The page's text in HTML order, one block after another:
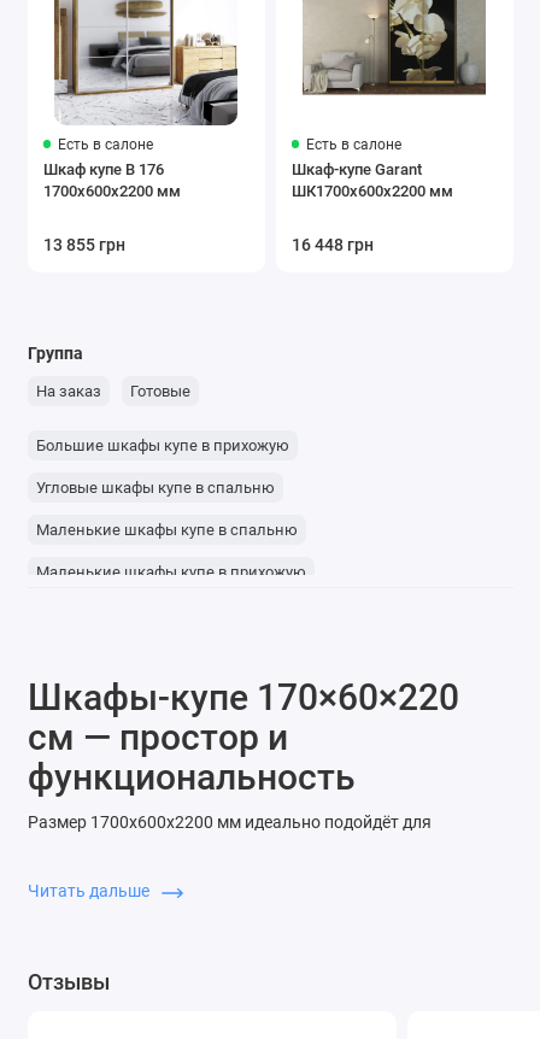
Шкафы-купе 170×60×220
см — простор и
функциональность
Размер 1700x600x2200 мм идеально подойдёт для
подходит для большинства потолков.
Надёжная фурнитура и крепкий корпус
Читать дальше
Есть в салоне
Шкаф купе В 176
1700х600х2200 мм
13 855 грн
Есть в салоне
Шкаф-купе Garant
ШК1700х600х2200 мм
16 448 грн
Группа
На заказ Готовые
Большие шкафы купе в прихожую
Угловые шкафы купе в спальню
Маленькие шкафы купе в спальню
Маленькие шкафы купе в прихожую
Трехдверные шкафы купе с зеркалом
Шкафы-купе в прихожую с зеркалом
Отзывы